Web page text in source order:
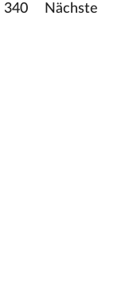
340 Nächste